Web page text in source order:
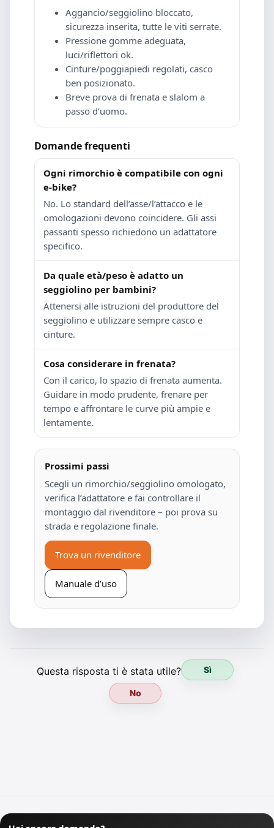
Aggancio/seggiolino bloccato,
sicurezza inserita, tutte le viti serrate.
Pressione gomme adeguata,
luci/riflettori ok.
Cinture/poggiapiedi regolati, casco
ben posizionato.
Breve prova di frenata e slalom a
passo d’uomo.
Domande frequenti
Ogni rimorchio è compatibile con ogni
e-bike?
No. Lo standard dell’asse/l’attacco e le
omologazioni devono coincidere. Gli assi
passanti spesso richiedono un adattatore
specifico.
Da quale età/peso è adatto un
seggiolino per bambini?
Attenersi alle istruzioni del produttore del
seggiolino e utilizzare sempre casco e
cinture.
Cosa considerare in frenata?
Con il carico, lo spazio di frenata aumenta.
Guidare in modo prudente, frenare per
tempo e affrontare le curve più ampie e
lentamente.
Prossimi passi
Scegli un rimorchio/seggiolino omologato,
verifica l’adattatore e fai controllare il
montaggio dal rivenditore – poi prova su
strada e regolazione finale.
Trova un rivenditore
Manuale d’uso
Questa risposta ti è stata utile? Sì
No